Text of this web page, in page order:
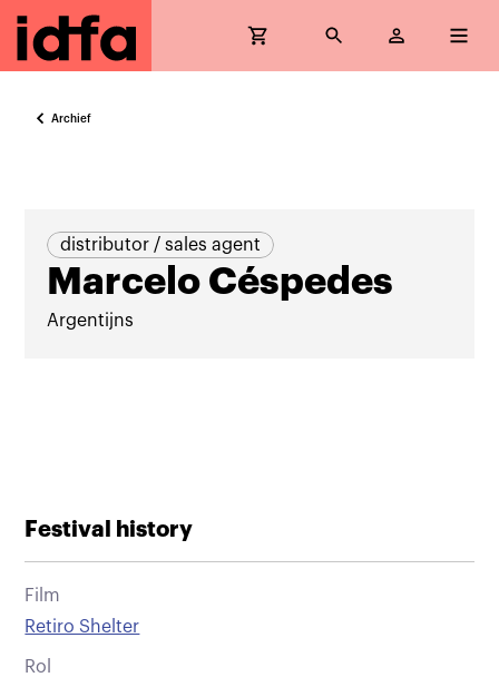
Archief
distributor / sales agent
Marcelo Céspedes
Argentijns
Festival history
Film
Retiro Shelter
Rol